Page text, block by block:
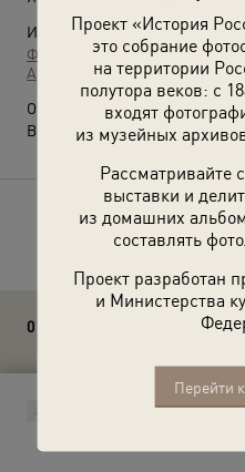
Проект «История
это собрание
на территории
полутора веков: с
входят
из музейных
Рассматривайте
выставки и
из домашних
составлять
Проект разработан
и Министерства
Перейти
Источники:
Фотографии пользователей
Архив Владимира
О фотографии:
Выставка «Колокола России»
Расскажите
0 комментариев